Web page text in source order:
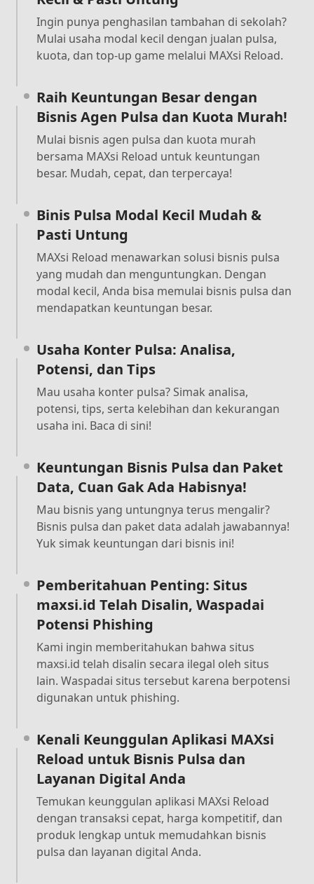
Ingin punya penghasilan tambahan di sekolah?
Mulai usaha modal kecil dengan jualan pulsa,
kuota, dan top-up game melalui MAXsi Reload.
Raih Keuntungan Besar dengan
Bisnis Agen Pulsa dan Kuota Murah!
Mulai bisnis agen pulsa dan kuota murah
bersama MAXsi Reload untuk keuntungan
besar. Mudah, cepat, dan terpercaya!
Binis Pulsa Modal Kecil Mudah &
Pasti Untung
MAXsi Reload menawarkan solusi bisnis pulsa
yang mudah dan menguntungkan. Dengan
modal kecil, Anda bisa memulai bisnis pulsa dan
mendapatkan keuntungan besar.
Usaha Konter Pulsa: Analisa,
Potensi, dan Tips
Mau usaha konter pulsa? Simak analisa,
potensi, tips, serta kelebihan dan kekurangan
usaha ini. Baca di sini!
Keuntungan Bisnis Pulsa dan Paket
Data, Cuan Gak Ada Habisnya!
Mau bisnis yang untungnya terus mengalir?
Bisnis pulsa dan paket data adalah jawabannya!
Yuk simak keuntungan dari bisnis ini!
Pemberitahuan Penting: Situs
maxsi.id Telah Disalin, Waspadai
Potensi Phishing
Kami ingin memberitahukan bahwa situs
maxsi.id telah disalin secara ilegal oleh situs
lain. Waspadai situs tersebut karena berpotensi
digunakan untuk phishing.
Kenali Keunggulan Aplikasi MAXsi
Reload untuk Bisnis Pulsa dan
Layanan Digital Anda
Temukan keunggulan aplikasi MAXsi Reload
dengan transaksi cepat, harga kompetitif, dan
produk lengkap untuk memudahkan bisnis
pulsa dan layanan digital Anda.